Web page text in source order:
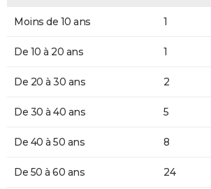
Moins de 10 ans 1
De 10 à 20 ans 1
De 20 à 30 ans 2
De 30 à 40 ans 5
De 40 à 50 ans 8
De 50 à 60 ans 24